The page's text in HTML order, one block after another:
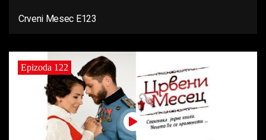
Crveni Mesec E123
Epizoda 122